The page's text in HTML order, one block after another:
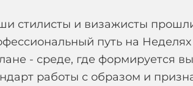
стилисты и визажисты
путь на
- среде, где формируется
работы с образом и